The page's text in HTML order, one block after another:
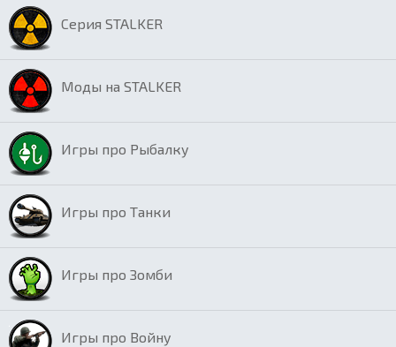
Серия STALKER
Моды на STALKER
Игры про Рыбалку
Игры про Танки
Игры про Зомби
Игры про Войну